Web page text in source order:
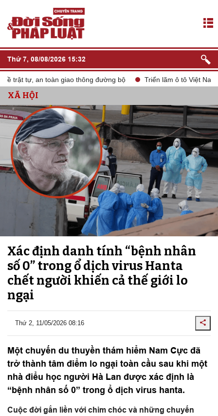
Thứ 7, 08/08/2026 15:32
tự, an toàn giao thông đường bộ Triển lãm ô tô Việt Nam
XÃ HỘI
Xác định danh tính “bệnh nhân
số 0” trong ổ dịch virus Hanta
chết người khiến cả thế giới lo
ngại
Thứ 2, 11/05/2026 08:16
Một chuyến du thuyền thám hiểm Nam Cực đã
trở thành tâm điểm lo ngại toàn cầu sau khi một
nhà điểu học người Hà Lan được xác định là
“bệnh nhân số 0” trong ổ dịch virus hanta.
Cuộc đời gắn liền với chim chóc và những chuyến